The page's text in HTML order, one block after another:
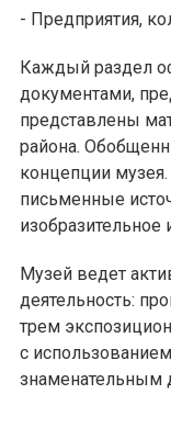
- Предприятия,
Каждый раздел
документами,
представлены
района.
концепции
письменные
изобразительное
Музей ведет
деятельность:
трем
с
знаменательным